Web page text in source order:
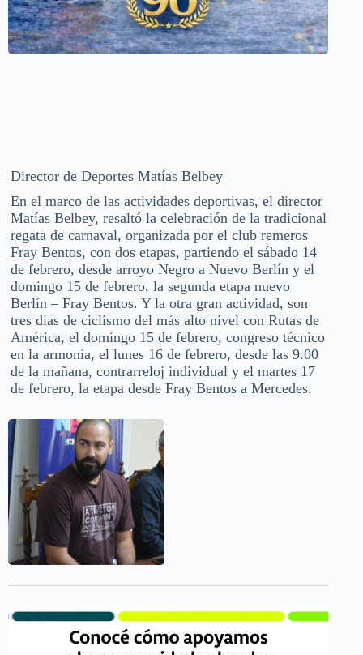
Director de Deportes Matías Belbey
En el marco de las actividades deportivas, el director
Matías Belbey, resaltó la celebración de la tradicional
regata de carnaval, organizada por el club remeros
Fray Bentos, con dos etapas, partiendo el sábado 14
de febrero, desde arroyo Negro a Nuevo Berlín y el
domingo 15 de febrero, la segunda etapa nuevo
Berlín – Fray Bentos. Y la otra gran actividad, son
tres días de ciclismo del más alto nivel con Rutas de
América, el domingo 15 de febrero, congreso técnico
en la armonía, el lunes 16 de febrero, desde las 9.00
de la mañana, contrarreloj individual y el martes 17
de febrero, la etapa desde Fray Bentos a Mercedes.